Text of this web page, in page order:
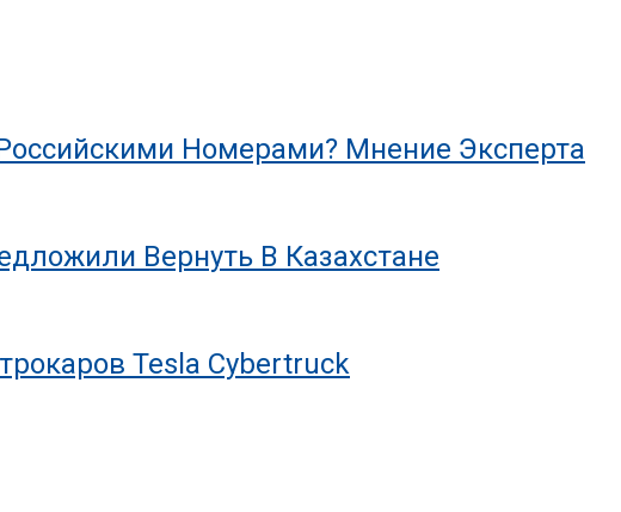
Номерами? Мнение Эксперта
Вернуть В Казахстане
Tesla Cybertruck